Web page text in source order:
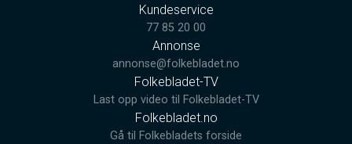
Kundeservice
77 85 20 00
Annonse
annonse@folkebladet.no
Folkebladet-TV
Last opp video til Folkebladet-TV
Folkebladet.no
Gå til Folkebladets forside